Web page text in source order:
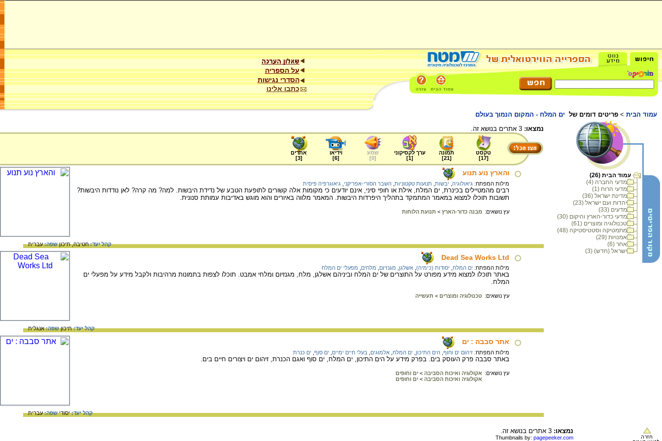
על הספריה
הסדרי נגישות
כתבו אלינו
עמוד הבית > פריטים דומים של ים המלח - המקום הנמוך בעולם
עמוד הבית (26)
מדעי החברה (4)
מדעי הרוח (1)
מדינת ישראל (36)
יהדות ועם ישראל (23)
מדעים (33)
מדעי כדור-הארץ והיקום (30)
טכנולוגיה ומוצרים (61)
מתמטיקה וסטטיסטיקה (48)
אמנויות (29)
אחר (6)
ישראל (חדש) (3)
נמצאו:
טקסט
[
17
]
תמונה
[
21
]
ערך לקסיקוני
[
1
]
שמע
[
0
]
וידיאו
[
6
]
אתרים
[
3
]
והארץ נוע תנוע
מילות המפתח: גיאולוגיה יבשות תנועות טקטוניות השבר הסורי-אפריקני גיאוגרפיה פיסית
רבים מהמטיילים בכינרת, ים המלח, אילת או חופי סיני, אינם יודעים כי מקומות אלה קשורים לתופעת הטבע של נדידת היבשות. למה? מה קרה? לאן נודדות היבשות?
תשובות תוכלו למצוא במאמר המתמקד בתהליך היפרדות היבשות. המאמר מלווה באיורים והוא מוגש באדיבות עמותת סנונית.
עץ נושאים: מבנה כדור-הארץ > תנועת הלוחות
קהל יעד:חטיבה,תיכוןשפה:עברית
Dead Sea Works Ltd
מילות המפתח: ים המלח יסודות (כימיה) אשלגן מגנזיום מלחים מפעלי ים המלח
באתר תוכלו למצוא מידע מפורט על התוצרים של ים המלח וביניהם אשלגן, מלח, מגנזיום ומלחי אמבט. תוכלו לצפות בתמונות מרהיבות ולקבל מידע על מפעלי ים
המלח.
עץ נושאים: טכנולוגיה ומוצרים > תעשייה
קהל יעד:תיכוןשפה:אנגלית
אתר סבבה : ים
מילות המפתח: זיהום ים וחוף הים התיכון ים המלח אלמוגים בעלי חיים ימיים ים סוף ים כנרת
באתר סבבה פרק העוסק בים. בפרק מידע על הים התיכון, ים המלח, ים סוף ואגם הכנרת, זיהום ים ויצורים חיים בים.
עץ נושאים: אקולוגיה ואיכות הסביבה > ים וחופים
אקולוגיה ואיכות הסביבה > ים וחופים
קהל יעד:יסודישפה:עברית
נמצאו:
Thumbnails by: pagepeeker.com